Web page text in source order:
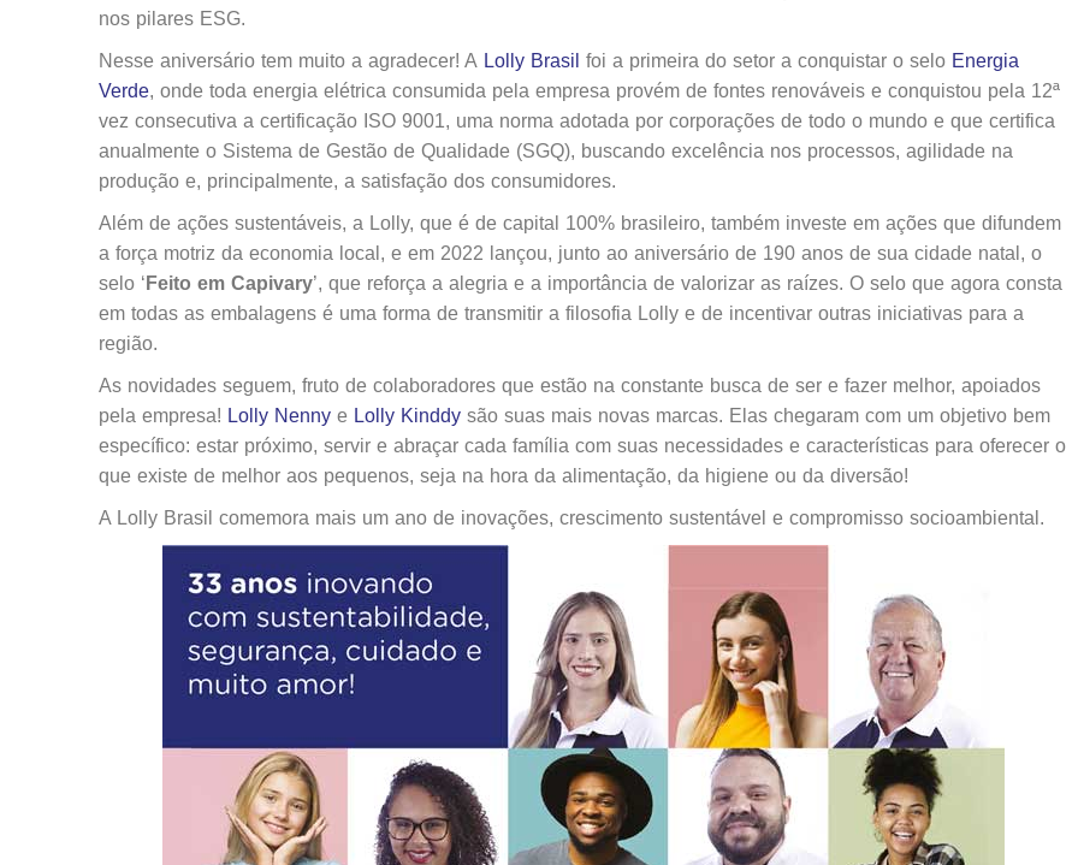
nos pilares ESG.
Nesse aniversário tem muito a agradecer! A Lolly Brasil foi a primeira do setor a conquistar o selo Energia
Verde, onde toda energia elétrica consumida pela empresa provém de fontes renováveis e conquistou pela 12ª
vez consecutiva a certificação ISO 9001, uma norma adotada por corporações de todo o mundo e que certifica
anualmente o Sistema de Gestão de Qualidade (SGQ), buscando excelência nos processos, agilidade na
produção e, principalmente, a satisfação dos consumidores.
Além de ações sustentáveis, a Lolly, que é de capital 100% brasileiro, também investe em ações que difundem
a força motriz da economia local, e em 2022 lançou, junto ao aniversário de 190 anos de sua cidade natal, o
selo ‘ Feito em Capivary’, que reforça a alegria e a importância de valorizar as raízes. O selo que agora consta
em todas as embalagens é uma forma de transmitir a filosofia Lolly e de incentivar outras iniciativas para a
região.
As novidades seguem, fruto de colaboradores que estão na constante busca de ser e fazer melhor, apoiados
pela empresa! Lolly Nenny e Lolly Kinddy são suas mais novas marcas. Elas chegaram com um objetivo bem
específico: estar próximo, servir e abraçar cada família com suas necessidades e características para oferecer o
que existe de melhor aos pequenos, seja na hora da alimentação, da higiene ou da diversão!
A Lolly Brasil comemora mais um ano de inovações, crescimento sustentável e compromisso socioambiental.